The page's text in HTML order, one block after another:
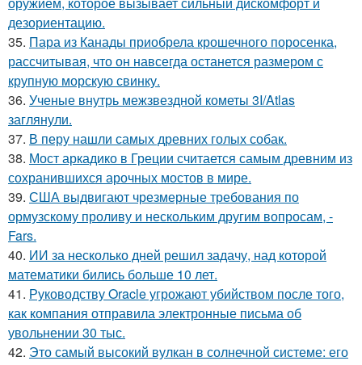
дезориентацию.
35. Пара из Канады приобрела крошечного поросенка,
рассчитывая, что он навсегда останется размером с
крупную морскую свинку.
36. Ученые внутрь межзвездной кометы 3I/Atlas
заглянули.
37. В перу нашли самых древних голых собак.
38. Мост аркадико в Греции считается самым древним из
сохранившихся арочных мостов в мире.
39. США выдвигают чрезмерные требования по
ормузскому проливу и нескольким другим вопросам, -
Fars.
40. ИИ за несколько дней решил задачу, над которой
математики бились больше 10 лет.
41. Руководству Oracle угрожают убийством после того,
как компания отправила электронные письма об
увольнении 30 тыс.
42. Это самый высокий вулкан в солнечной системе: его